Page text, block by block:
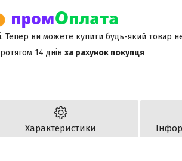
Тепер ви можете купити будь-який товар
14 днів за рахунок покупця
Характеристики